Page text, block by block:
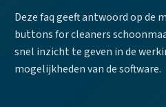
Deze faq geeft antwoord op de
buttons for cleaners
snel inzicht te geven in de
mogelijkheden van de software.